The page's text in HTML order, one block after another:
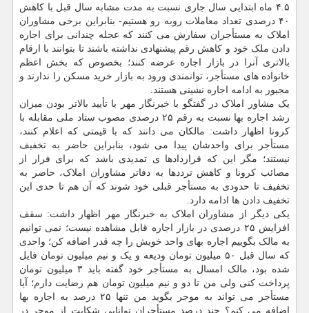
۴.۵ ماه ابتدایی سال جاری نسبت به مدت مشابه سال قبل با کاهش
۴۰ درصدی تعداد معاملات روبه رو هستیم- بنابراین برخی مشاوران
املاک به مستأجران سفارش می کنند که عجله چندانی برای اجاره
دادن ملک خود و کاهش رقم پیشنهادی نداشته باشند تا بتوانند با ارقام
بالاتری آنرا در بازار اجاره عرضه کنند؛ بخصوص که بخش اعظم
خانواده های مستأجر، توانمندی ورود به بازار خرید مسکن را ندارند و
مجبور به ادامه اجاره نشینی هستند.
یک مشاور املاک در گفتگو با خبرنگار مهر با تأیید بالاتر بودن میزان
رشد اجاره بها نسبت به رقم ۲۵ درصدی مصوب ستاد ملی مقابله با
کرونا اظهار داشت: مالکان می دانند که با قیمتی که اعلام کنند،
مستأجر برای واحدشان پیدا می شود، بنابراین حاضر به تخفیف
نیستند؛ مگر این که قراردادها ی تمدیدی باشد که برای فرار از
مصائب کرونا و کاهش ترددها به دفاتر مشاوران املاک، حاضر به
تخفیف تا حدودی به مستأجر قبلی خود شوند که آن هم تا حدی این
تخفیف دادن ها ادامه دارد.
یکی دیگر از مشاوران املاک به خبرنگار مهر اظهار داشت: سقف
افزایش ۲۵ درصدی در بازار اجاره قابل مشاهده نیست؛ نمی توانیم
به مالک بگوییم اجاره بهای واحد خویش را چه قدر اضافه کن؛ واحدی
که سال قبل ۵۰ میلیون تومان ودیعه و یک و نیم میلیون تومان فایل
شده بود، مالک امسال به مستأجر خود گفته باید ۳ میلیون تومان
پرداخت کنی ولی من تا دو و نیم میلیون تومان هم رضایت دارم؛ آیا
مستأجر می تواند به موجر بگوید من تنها ۲۵ درصد به اجاره بها
اضافه می کنم؟ چند درصد مستأجران توانایی شکایت از موجر در